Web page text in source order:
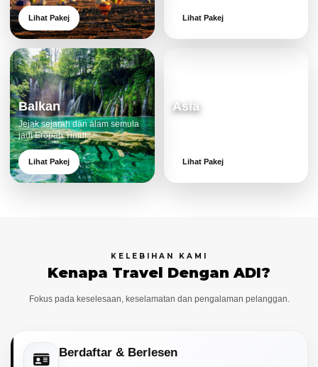
Lihat Pakej Lihat Pakej
Balkan
Jejak sejarah dan alam semula
jadi Eropah Timur.
Lihat Pakej
Asia
Lihat Pakej
KELEBIHAN KAMI
Kenapa Travel Dengan ADI?
Fokus pada keselesaan, keselamatan dan pengalaman pelanggan.
Berdaftar & Berlesen